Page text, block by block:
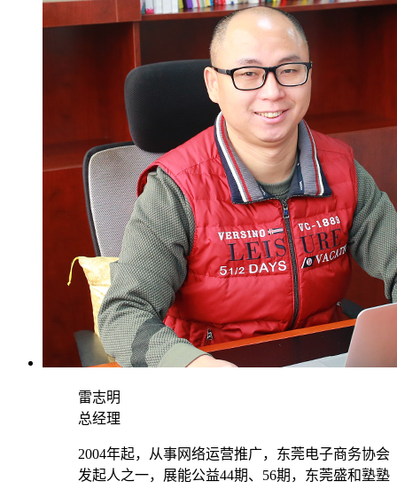
雷志明
总经理
2004年起，从事网络运营推广，东莞电子商务协会
发起人之一，展能公益44期、56期，东莞盛和塾塾